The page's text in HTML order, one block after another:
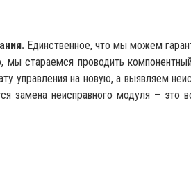
Единственное, что мы можем
мы стараемся проводить
управления на новую, а выявляем
замена неисправного модуля – это